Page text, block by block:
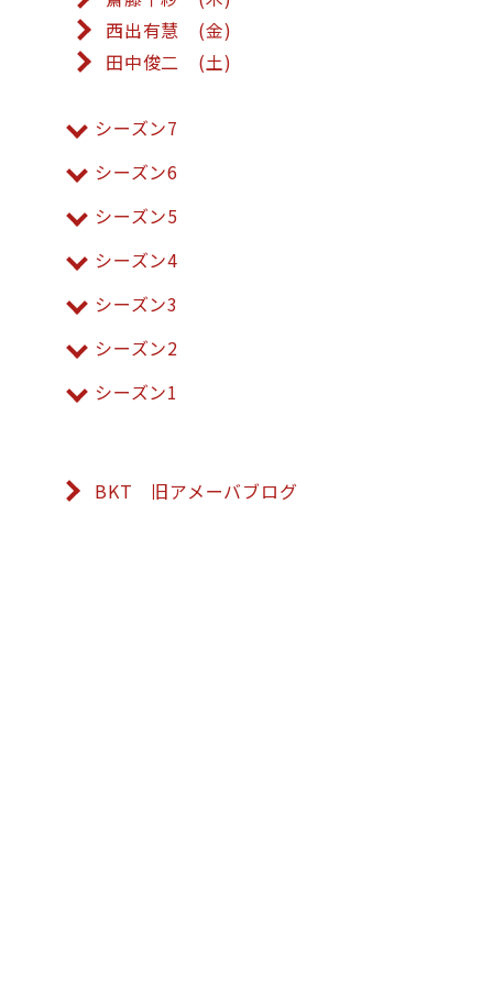
西出有慧 (金)
田中俊二 (土)
シーズン7
シーズン6
シーズン5
シーズン4
シーズン3
シーズン2
シーズン1
BKT 旧アメーバブログ